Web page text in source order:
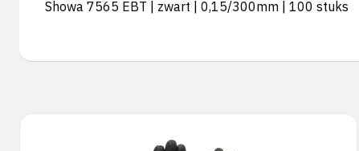
Showa 7565 EBT | zwart | 0,15/300mm | 100 stuks